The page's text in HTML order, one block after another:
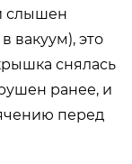
слышен
вакуум), это
снялась
ранее, и
перед